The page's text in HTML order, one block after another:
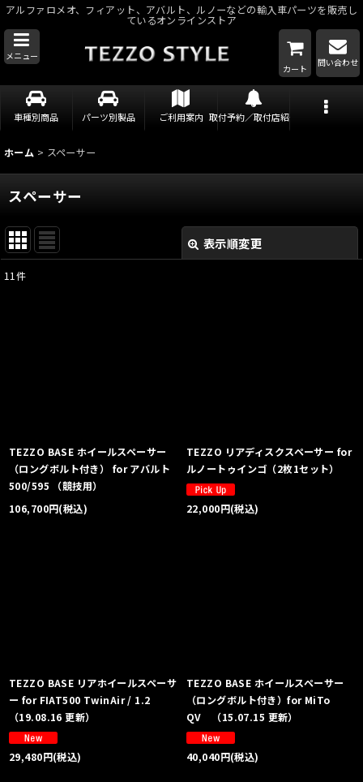
アルファロメオ、フィアット、アバルト、ルノーなどの輸入車パーツを販売し
ているオンラインストア
メニュー
カート
問い合わせ
車種別商品 パーツ別製品 ご利用案内 取付予約／取付店紹介
ホーム > スペーサー
スペーサー
表示順変更
11件
TEZZO BASE ホイールスペーサー
（ロングボルト付き） for アバルト
500/595 （競技用）
106,700円(税込)
TEZZO リアディスクスペーサー for
ルノートゥインゴ（2枚1セット）
22,000円(税込)
TEZZO BASE リアホイールスペーサ
ー for FIAT500 TwinAir / 1.2
（19.08.16 更新）
29,480円(税込)
TEZZO BASE ホイールスペーサー
（ロングボルト付き）for MiTo
QV （15.07.15 更新）
40,040円(税込)